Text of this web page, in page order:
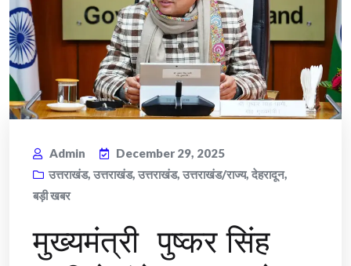
Admin
December 29, 2025
उत्तराखंड, उत्तराखंड, उत्तराखंड, उत्तराखंड/राज्य, देहरादून,
बड़ी खबर
मुख्यमंत्री पुष्कर सिंह